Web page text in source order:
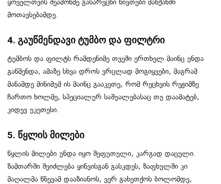
მოთავსებამდე.
4. გაუწმენდავი ტუმბო და ფილტრი
ტუმბოს და ფილტს რამდენიმე თვეში ერთხელ მაინც უნდა
გაწმენდა, ამაზე სხვა დროს ვრცლად მოგიყვები, მაგრამ
მანამდე მინიმუმ ის მაინც გააკეთე, რომ რეცხვის რეჟიმზე
ჩართო ხოლმე, სპეციალურ საშუალებასაც თუ დაამატებ,
კიდევ უკეთესი.
5. წყლის მილები
წყლის მილები უნდა იყო შეფუთული, კარგად დაცული.
ზამთარში შეიძლება ყინვისგან გასკდეს, ზაფხულში კი
მაღალმა წნევამ დააზიანოს, ვერ გახეთქოს ბოლომდე,